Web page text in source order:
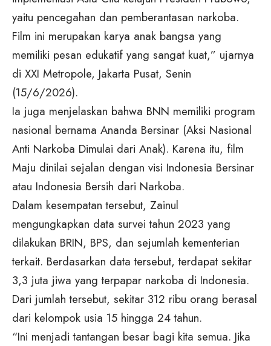
yaitu pencegahan dan pemberantasan narkoba.
Film ini merupakan karya anak bangsa yang
memiliki pesan edukatif yang sangat kuat,” ujarnya
di XXI Metropole, Jakarta Pusat, Senin
(15/6/2026).
Ia juga menjelaskan bahwa BNN memiliki program
nasional bernama Ananda Bersinar (Aksi Nasional
Anti Narkoba Dimulai dari Anak). Karena itu, film
Maju dinilai sejalan dengan visi Indonesia Bersinar
atau Indonesia Bersih dari Narkoba.
Dalam kesempatan tersebut, Zainul
mengungkapkan data survei tahun 2023 yang
dilakukan BRIN, BPS, dan sejumlah kementerian
terkait. Berdasarkan data tersebut, terdapat sekitar
3,3 juta jiwa yang terpapar narkoba di Indonesia.
Dari jumlah tersebut, sekitar 312 ribu orang berasal
dari kelompok usia 15 hingga 24 tahun.
“Ini menjadi tantangan besar bagi kita semua. Jika